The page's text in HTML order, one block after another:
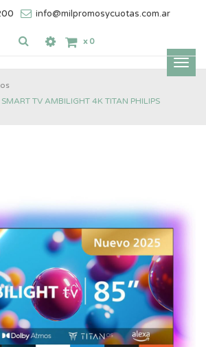
info@milpromosycuotas.com.ar
x 0
TV AMBILIGHT 4K TITAN PHILIPS